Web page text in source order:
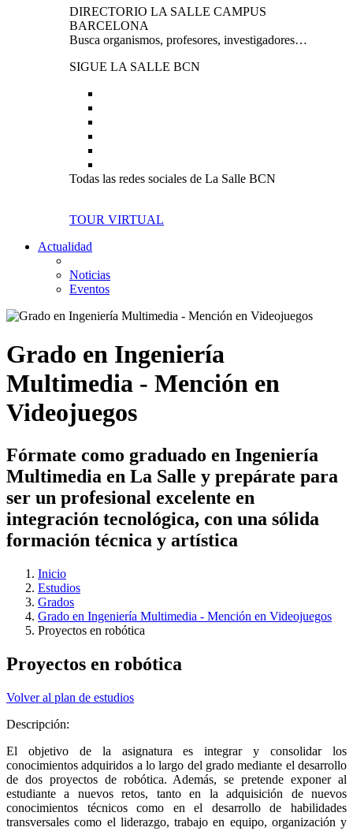
DIRECTORIO LA SALLE CAMPUS
BARCELONA
Busca organismos, profesores, investigadores…
SIGUE LA SALLE BCN
Todas las redes sociales de La Salle BCN
TOUR VIRTUAL
Actualidad
Noticias
Eventos
Grado en Ingeniería
Multimedia - Mención en
Videojuegos
Fórmate como graduado en Ingeniería
Multimedia en La Salle y prepárate para
ser un profesional excelente en
integración tecnológica, con una sólida
formación técnica y artística
Inicio
Estudios
Grados
Grado en Ingeniería Multimedia - Mención en Videojuegos
Proyectos en robótica
Proyectos en robótica
Volver al plan de estudios
Descripción:
El objetivo de la asignatura es integrar y consolidar los
conocimientos adquiridos a lo largo del grado mediante el desarrollo
de dos proyectos de robótica. Además, se pretende exponer al
estudiante a nuevos retos, tanto en la adquisición de nuevos
conocimientos técnicos como en el desarrollo de habilidades
transversales como el liderazgo, trabajo en equipo, organización y